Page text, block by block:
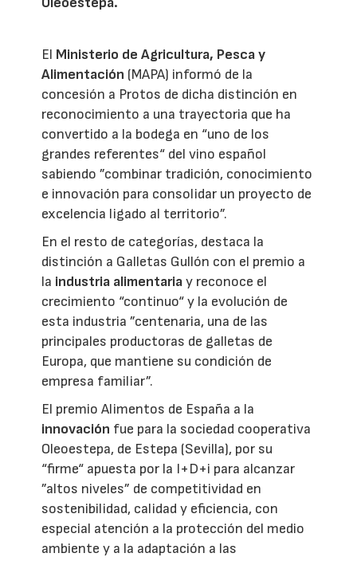
El Ministerio de Agricultura, Pesca y
Alimentación (MAPA) informó de la
concesión a Protos de dicha distinción en
reconocimiento a una trayectoria que ha
convertido a la bodega en “uno de los
grandes referentes“ del vino español
sabiendo ”combinar tradición, conocimiento
e innovación para consolidar un proyecto de
excelencia ligado al territorio”.
En el resto de categorías, destaca la
distinción a Galletas Gullón con el premio a
la industria alimentariay reconoce el
crecimiento “continuo“ y la evolución de
esta industria ”centenaria, una de las
principales productoras de galletas de
Europa, que mantiene su condición de
empresa familiar”.
El premio Alimentos de España a la
innovación fue para la sociedad cooperativa
Oleoestepa, de Estepa (Sevilla), por su
“firme“ apuesta por la I+D+i para alcanzar
”altos niveles” de competitividad en
sostenibilidad, calidad y eficiencia, con
especial atención a la protección del medio
ambiente y a la adaptación a las